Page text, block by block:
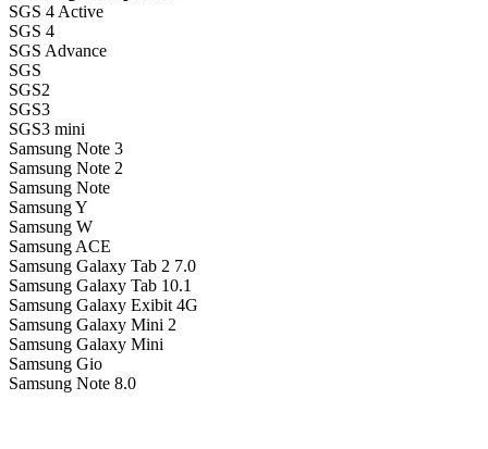
SGS 4 Active
SGS 4
SGS Advance
SGS2
SGS3
SGS3 mini
Samsung Note 3
Samsung Note 2
Samsung Note
Samsung Y
Samsung W
Samsung ACE
Samsung Galaxy Tab 2 7.0
Samsung Galaxy Tab 10.1
Samsung Galaxy Exibit 4G
Samsung Galaxy Mini 2
Samsung Galaxy Mini
Samsung Gio
Samsung Note 8.0